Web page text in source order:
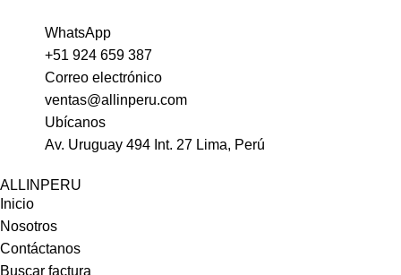
WhatsApp
+51 924 659 387
Correo electrónico
ventas@allinperu.com
Ubícanos
Av. Uruguay 494 Int. 27 Lima, Perú
ALLINPERU
Inicio
Nosotros
Contáctanos
Buscar factura